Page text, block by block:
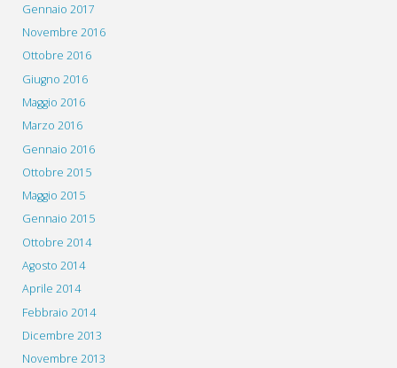
Gennaio 2017
Novembre 2016
Ottobre 2016
Giugno 2016
Maggio 2016
Marzo 2016
Gennaio 2016
Ottobre 2015
Maggio 2015
Gennaio 2015
Ottobre 2014
Agosto 2014
Aprile 2014
Febbraio 2014
Dicembre 2013
Novembre 2013